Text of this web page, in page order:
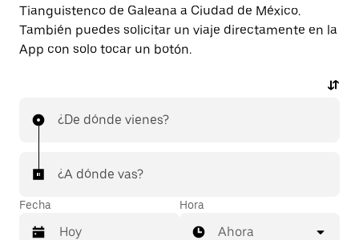
Tianguistenco de Galeana a Ciudad de México.
También puedes solicitar un viaje directamente en la
App con solo tocar un botón.
¿De dónde vienes?
¿A dónde vas?
Fecha Hora
Ahora